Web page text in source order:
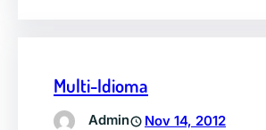
Multi-Idioma
Admin Nov 14, 2012